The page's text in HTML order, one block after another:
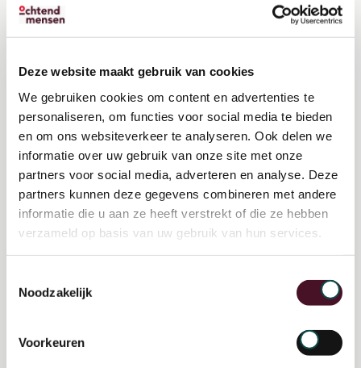
Deze website maakt gebruik van cookies
We gebruiken cookies om content en advertenties te
personaliseren, om functies voor social media te bieden
en om ons websiteverkeer te analyseren. Ook delen we
informatie over uw gebruik van onze site met onze
partners voor social media, adverteren en analyse. Deze
partners kunnen deze gegevens combineren met andere
informatie die u aan ze heeft verstrekt of die ze hebben
verzameld op basis van uw gebruik van hun services.
Noodzakelijk
Voorkeuren
Projectmanager
Fossielvrij Ondernemen
Projectsecretaris